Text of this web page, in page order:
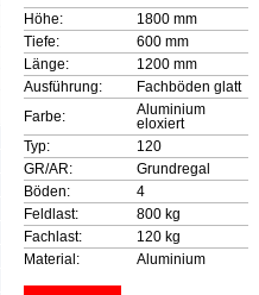
Höhe:
1800 mm
Tiefe:
600 mm
Länge:
1200 mm
Ausführung:
Fachböden glatt
Farbe:
Aluminium
eloxiert
Typ:
120
GR/AR:
Grundregal
Böden:
4
Feldlast:
800 kg
Fachlast:
120 kg
Material:
Aluminium